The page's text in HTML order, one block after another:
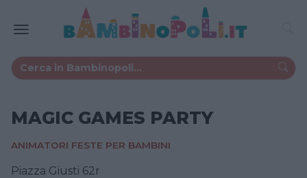
MAGIC GAMES PARTY
ANIMATORI FESTE PER BAMBINI
Piazza Giusti 62r